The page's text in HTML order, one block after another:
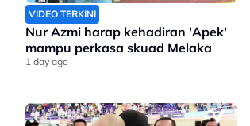
VIDEO TERKINI
Nur Azmi harap kehadiran 'Apek'
mampu perkasa skuad Melaka
1 day ago